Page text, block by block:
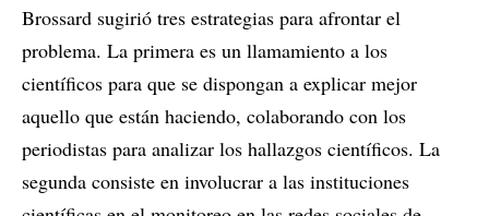
Brossard sugirió tres estrategias para afrontar el
problema. La primera es un llamamiento a los
científicos para que se dispongan a explicar mejor
aquello que están haciendo, colaborando con los
periodistas para analizar los hallazgos científicos. La
segunda consiste en involucrar a las instituciones